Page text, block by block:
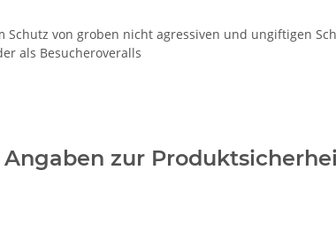
Schutz von groben nicht agressiven und ungiftigen
als Besucheroveralls
Angaben zur